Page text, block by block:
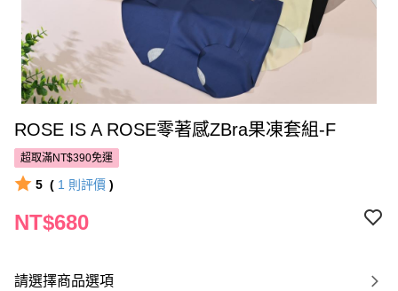
ROSE IS A ROSE零著感ZBra果凍套組-F
超取滿NT$390免運
5 ( 1 則評價 )
NT$680
請選擇商品選項